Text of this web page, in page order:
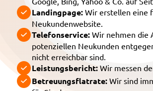
Landingpage: Wir erstellen eine
Neukundenwebsite.
Telefonservice: Wir nehmen die
potenziellen Neukunden
nicht erreichbar sind.
Leistungsbericht: Wir messen
Betreuungsflatrate: Wir sind